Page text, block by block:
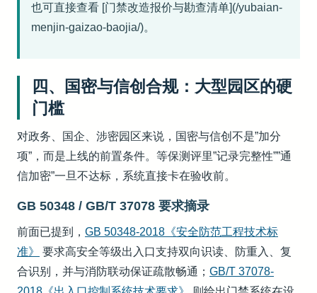
也可直接查看 [门禁改造报价与勘查清单](/yubaian-
menjin-gaizao-baojia/)。
四、国密与信创合规：大型园区的硬
门槛
对政务、国企、涉密园区来说，国密与信创不是”加分
项”，而是上线的前置条件。等保测评里”记录完整性””通
信加密”一旦不达标，系统直接卡在验收前。
GB 50348 / GB/T 37078 要求摘录
前面已提到， GB 50348-2018《安全防范工程技术标
准》
要求高安全等级出入口支持双向识读、防重入、复
合识别，并与消防联动保证疏散畅通； GB/T 37078-